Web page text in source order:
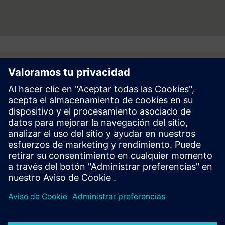
Follow
Prensa | Empresa | Siemens
© Siemens 1996 – 2026
Información Corporativa
Politica de Privacidad y Cookies